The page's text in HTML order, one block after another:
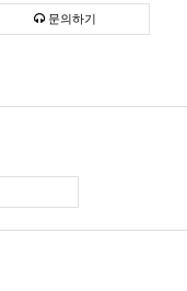
문의하기